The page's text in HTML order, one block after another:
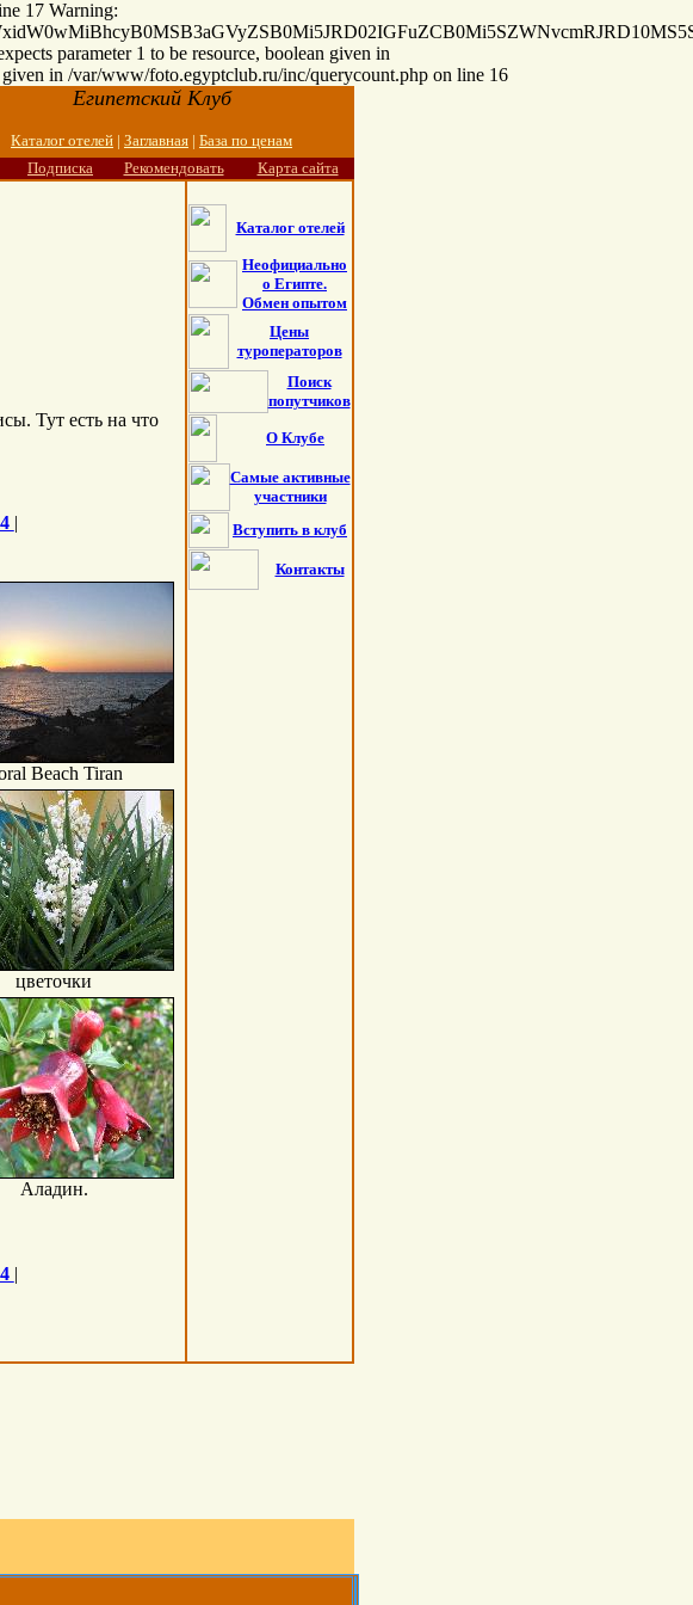
17 Warning:
parameter 1 to be resource, boolean given in
in /var/www/foto.egyptclub.ru/inc/querycount.php on line 16
Египетский Клуб
Каталог отелей | Заглавная | База по ценам
Подписка Рекомендовать Карта сайта
Тут есть на что
|
Beach Tiran
цветочки
Аладин.
|
Каталог отелей
Неофициально
о Египте.
Обмен опытом
Цены
туроператоров
Поиск
попутчиков
О Клубе
Самые активные
участники
Вступить в клуб
Контакты